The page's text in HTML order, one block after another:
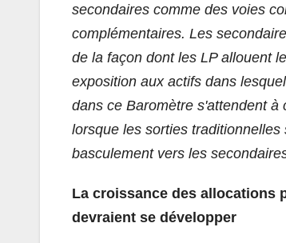
secondaires comme des voies
complémentaires. Les
de la façon dont les LP allouent
exposition aux actifs dans
dans ce Baromètre s'attendent
lorsque les sorties
basculement vers les
La croissance des allocations
devraient se développer